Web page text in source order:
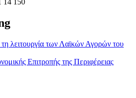
λειτουργία των Λαϊκών Αγορών του
Επιτροπής της Περιφέρειας